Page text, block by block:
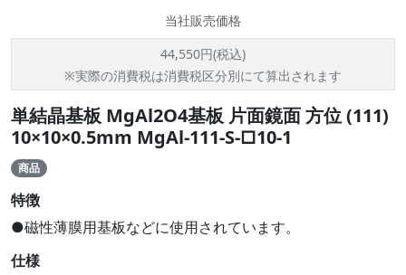
当社販売価格
44,550円(税込)
※実際の消費税は消費税区分別にて算出されます
単結晶基板 MgAl2O4基板 片面鏡面 方位 (111)
10×10×0.5mm MgAl-111-S-□10-1
商品
特徴
●磁性薄膜用基板などに使用されています。
仕様